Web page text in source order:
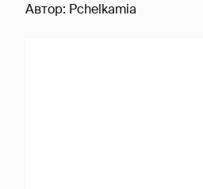
Автор: Pchelkamia